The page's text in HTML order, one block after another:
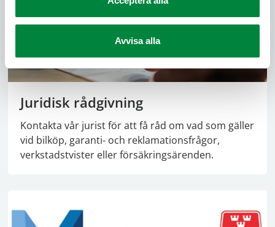
Avvisa alla
Juridisk rådgivning
Kontakta vår jurist för att få råd om vad som gäller
vid bilköp, garanti- och reklamationsfrågor,
verkstadstvister eller försäkringsärenden.